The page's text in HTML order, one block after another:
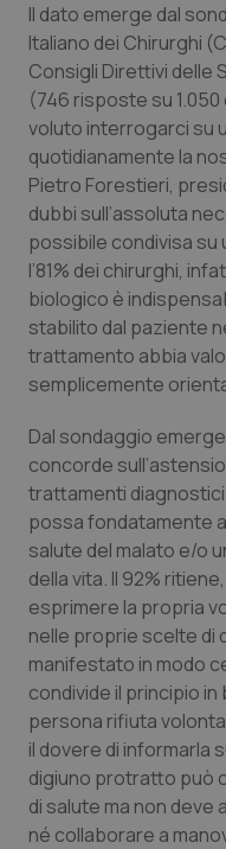
Campania
Emilia-Romagna
Friuli Venezia
Lazio
Liguria
Lombardia
Marche
Molise
Piemonte
Provincia
Provincia
Puglia
Sardegna
Sicilia
Car-T
Colesterolo &
Dermatite
Diabete &
Disturbi
Dolore
Donna & Salute
Epatiti
HIV
Infezioni &
Ipertensione &
Malattie rare
Malattia di
Neuroscienze
Il dato emerge dal
Italiano dei Chirurghi
Consigli Direttivi
(746 risposte su 1.050
voluto interrogarci su
quotidianamente la
Pietro Forestieri,
dubbi sull’assoluta
possibile condivisa
l’81% dei chirurghi,
biologico è
stabilito dal paziente
trattamento abbia
semplicemente
Dal sondaggio
concorde
trattamenti
possa fondatamente
salute del malato e/o
della vita. Il 92%
esprimere la propria
nelle proprie scelte
manifestato in modo
condivide il principio in
persona rifiuta
il dovere di informarla
digiuno protratto può
di salute ma non
né collaborare a